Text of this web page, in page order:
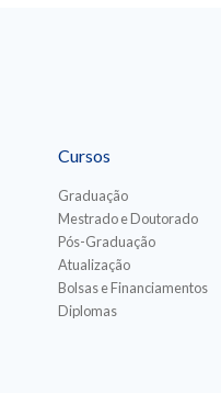
Cursos
Graduação
Mestrado e Doutorado
Pós-Graduação
Atualização
Bolsas e Financiamentos
Diplomas